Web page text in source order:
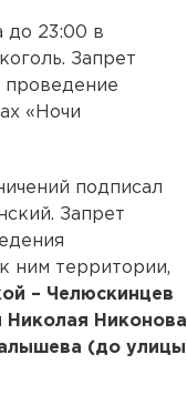
до 23:00 в
Запрет
проведение
«Ночи
подписал
Запрет
ним территории,
– Челюскинцев
Николая Никонова
(до улицы